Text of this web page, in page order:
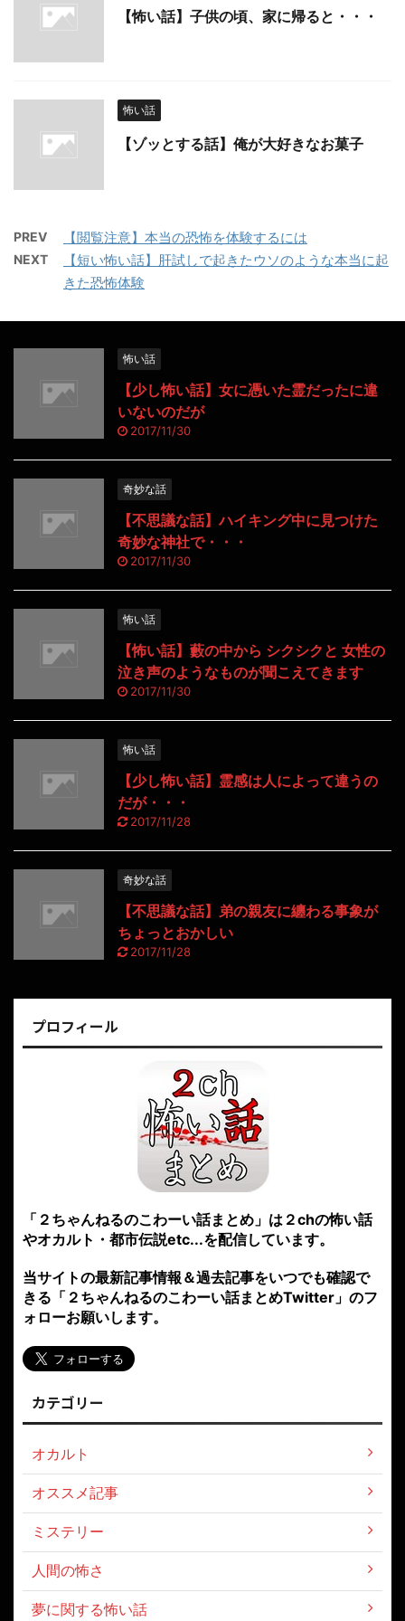
【怖い話】子供の頃、家に帰ると・・・
怖い話
【ゾッとする話】俺が大好きなお菓子
PREV 【閲覧注意】本当の恐怖を体験するには
NEXT
【短い怖い話】肝試しで起きたウソのような本当に起
きた恐怖体験
怖い話
【少し怖い話】女に憑いた霊だったに違
いないのだが
2017/11/30
奇妙な話
【不思議な話】ハイキング中に見つけた
奇妙な神社で・・・
2017/11/30
怖い話
【怖い話】藪の中から シクシクと 女性の
泣き声のようなものが聞こえてきます
2017/11/30
怖い話
【少し怖い話】霊感は人によって違うの
だが・・・
2017/11/28
奇妙な話
【不思議な話】弟の親友に纏わる事象が
ちょっとおかしい
2017/11/28
プロフィール
「２ちゃんねるのこわーい話まとめ」は２chの怖い話
やオカルト・都市伝説etc...を配信しています。
当サイトの最新記事情報＆過去記事をいつでも確認で
きる「２ちゃんねるのこわーい話まとめTwitter」のフ
ォローお願いします。
カテゴリー
オカルト
オススメ記事
ミステリー
人間の怖さ
夢に関する怖い話